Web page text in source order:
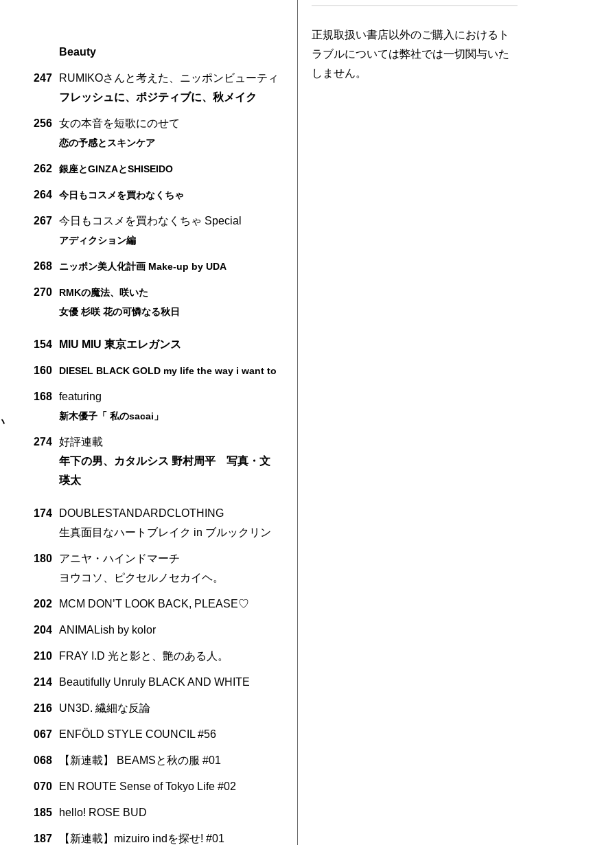
Beauty
247
RUMIKOさんと考えた、ニッポンビューティ
フレッシュに、ポジティブに、秋メイク
256 女の本音を短歌にのせて
恋の予感とスキンケア
262 銀座とGINZAとSHISEIDO
264 今日もコスメを買わなくちゃ
267 今日もコスメを買わなくちゃ Special
アディクション編
268 ニッポン美人化計画 Make-up by UDA
270
RMKの魔法、咲いた
女優 杉咲 花の可憐なる秋日
154 MIU MIU 東京エレガンス
160 DIESEL BLACK GOLD my life the way i want to
168 featuring
新木優子「 私のsacai」
274 好評連載
年下の男、カタルシス 野村周平 写真・文
瑛太
174
DOUBLESTANDARDCLOTHING
生真面目なハートブレイク in ブルックリン
180
アニヤ・ハインドマーチ
ヨウコソ、ピクセルノセカイヘ。
202 MCM DON’T LOOK BACK, PLEASE♡
204 ANIMALish by kolor
210 FRAY I.D 光と影と、艶のある人。
214 Beautifully Unruly BLACK AND WHITE
216 UN3D. 繊細な反論
067 ENFÖLD STYLE COUNCIL #56
068 【新連載】 BEAMSと秋の服 #01
070 EN ROUTE Sense of Tokyo Life #02
185 hello! ROSE BUD
187 【新連載】mizuiro indを探せ! #01
正規取扱い書店以外のご購入におけるト
ラブルについては弊社では一切関与いた
しません。